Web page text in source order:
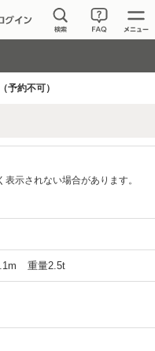
予約不可）
示されない場合があります。
m 重量2.5t